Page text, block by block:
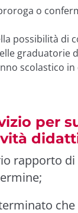
o
possibilità di
graduatorie
scolastico in
per
rapporto
che